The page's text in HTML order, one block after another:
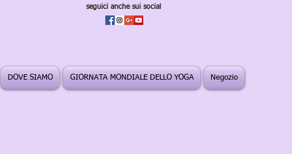
seguici anche sui social
DOVE SIAMO GIORNATA MONDIALE DELLO YOGA Negozio